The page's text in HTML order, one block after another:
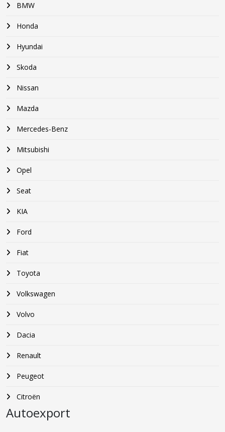
BMW
Honda
Hyundai
Skoda
Nissan
Mazda
Mercedes-Benz
Mitsubishi
Opel
Seat
KIA
Ford
Fiat
Toyota
Volkswagen
Volvo
Dacia
Renault
Peugeot
Citroën
Autoexport